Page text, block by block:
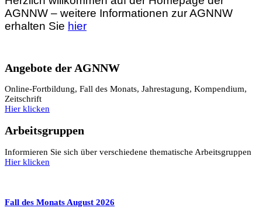
AGNNW – weitere Informationen zur AGNNW
erhalten Sie hier
Angebote der AGNNW
Online-Fortbildung, Fall des Monats, Jahrestagung, Kompendium,
Zeitschrift
Hier klicken
Arbeitsgruppen
Informieren Sie sich über verschiedene thematische Arbeitsgruppen
Hier klicken
Fall des Monats August 2026